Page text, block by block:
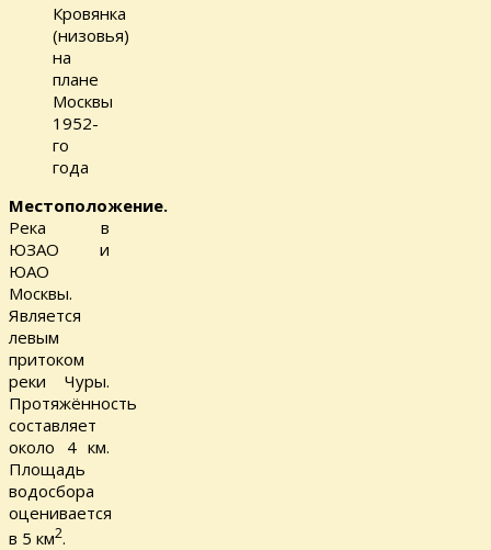
Кровянка
(низовья)
на
плане
Москвы
1952-
го
года
Местоположение.
Река в
ЮЗАО и
ЮАО
Москвы.
Является
левым
притоком
реки Чуры.
Протяжённость
составляет
около 4 км.
Площадь
водосбора
оценивается
в 5 км2.